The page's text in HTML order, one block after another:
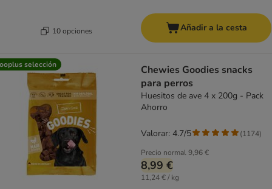
10 opciones Añadir a la cesta
selección
Chewies Goodies snacks
para perros
Huesitos de ave 4 x 200g - Pack
Ahorro
Precio normal9,96 €
8,99 €
11,24 € / kg
Valorar: 4.7/5 (1174)